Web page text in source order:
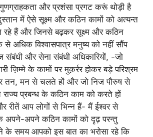
और प्रशंसा प्रगट करूं थोड़ी है
में ऐसे सूक्ष्म और कठिन कामों को अत्यन्त
रहे हैं और जिनसे बढ़कर सूक्ष्म और कठिन
अधिक विश्वासपात्र मनुष्य को नहीं सौंप
और सेना संबंधी अधिकारियों, -जो
ज़िम्मे के कामों पर मुक़र्रर होकर बड़े परिश्रम
तन, मन से चलते हों और जो निज पौरुष से
राज्य प्रबन्ध के कठिन काम को करते हों
रीतें आप लोगों से भिन्न हैं- मैं ईश्वर से
अपने-अपने कठिन कामों को दृढ़ परन्तु
के समय आपको इस बात का भरोसा रहे कि